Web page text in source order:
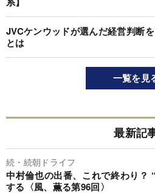
JVCケンウッドが選んだ経営判断
とは
一覧を見
最新記
続・続朝ドライフ
中村倫也の出番、これで終わり？
する〈風、薫る第96回〉